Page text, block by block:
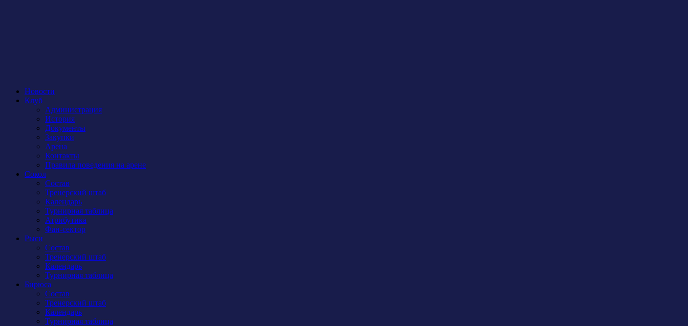
Новости
Клуб
Администрация
История
Документы
Закупки
Арена
Контакты
Правила поведения на арене
Сокол
Состав
Тренерский штаб
Календарь
Турнирная таблица
Атрибутика
Фан-сектор
Рыси
Состав
Тренерский штаб
Календарь
Турнирная таблица
Бирюса
Состав
Тренерский штаб
Календарь
Турнирная таблица